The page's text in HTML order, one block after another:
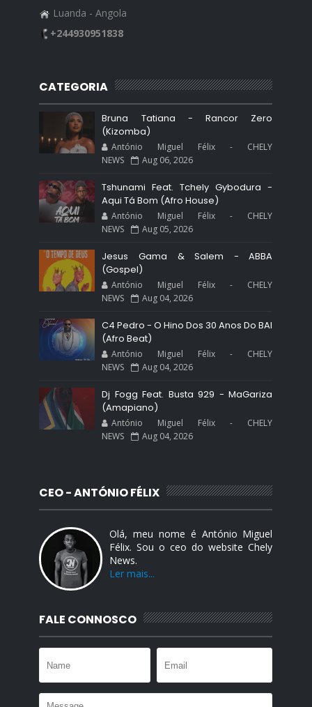
Luanda - Angola
+244930951838
CATEGORIA
Bruna Tatiana - Rancor Zero
(Kizomba)
António Miguel Félix - CHELY
NEWS
Aug 06, 2026
Tshunami Feat. Tchely Gybodura -
Aqui Tá Bom (Afro House)
António Miguel Félix - CHELY
NEWS
Aug 05, 2026
Jesus Gama & Salem - ABBA
(Gospel)
António Miguel Félix - CHELY
NEWS
Aug 04, 2026
C4 Pedro - O Hino Dos 30 Anos Do BAI
(Afro Beat)
António Miguel Félix - CHELY
NEWS
Aug 04, 2026
Dj Fogg Feat. Busta 929 - MaGariza
(Amapiano)
António Miguel Félix - CHELY
NEWS
Aug 04, 2026
CEO - ANTÓNIO FÉLIX
Olá, meu nome é António Miguel
Félix. Sou o ceo do website Chely
News.
Ler mais...
FALE CONNOSCO